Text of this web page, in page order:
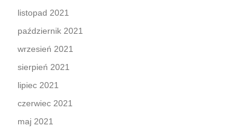
listopad 2021
październik 2021
wrzesień 2021
sierpień 2021
lipiec 2021
czerwiec 2021
maj 2021